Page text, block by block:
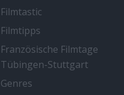
Filmtastic
Filmtipps
Französische Filmtage
Tübingen-Stuttgart
Genres